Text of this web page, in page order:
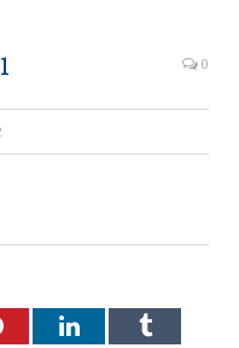
0
PinterestLinkedInTumblr